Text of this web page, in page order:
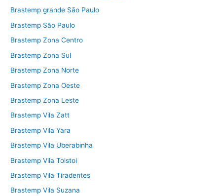
Brastemp grande São Paulo
Brastemp São Paulo
Brastemp Zona Centro
Brastemp Zona Sul
Brastemp Zona Norte
Brastemp Zona Oeste
Brastemp Zona Leste
Brastemp Vila Zatt
Brastemp Vila Yara
Brastemp Vila Uberabinha
Brastemp Vila Tolstoi
Brastemp Vila Tiradentes
Brastemp Vila Suzana